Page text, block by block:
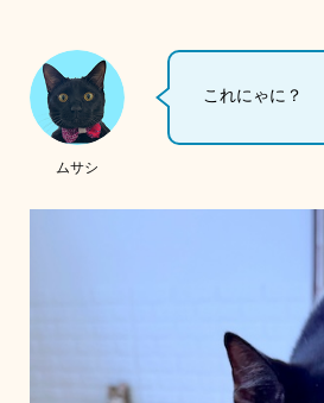
ムサシ
これにゃに？